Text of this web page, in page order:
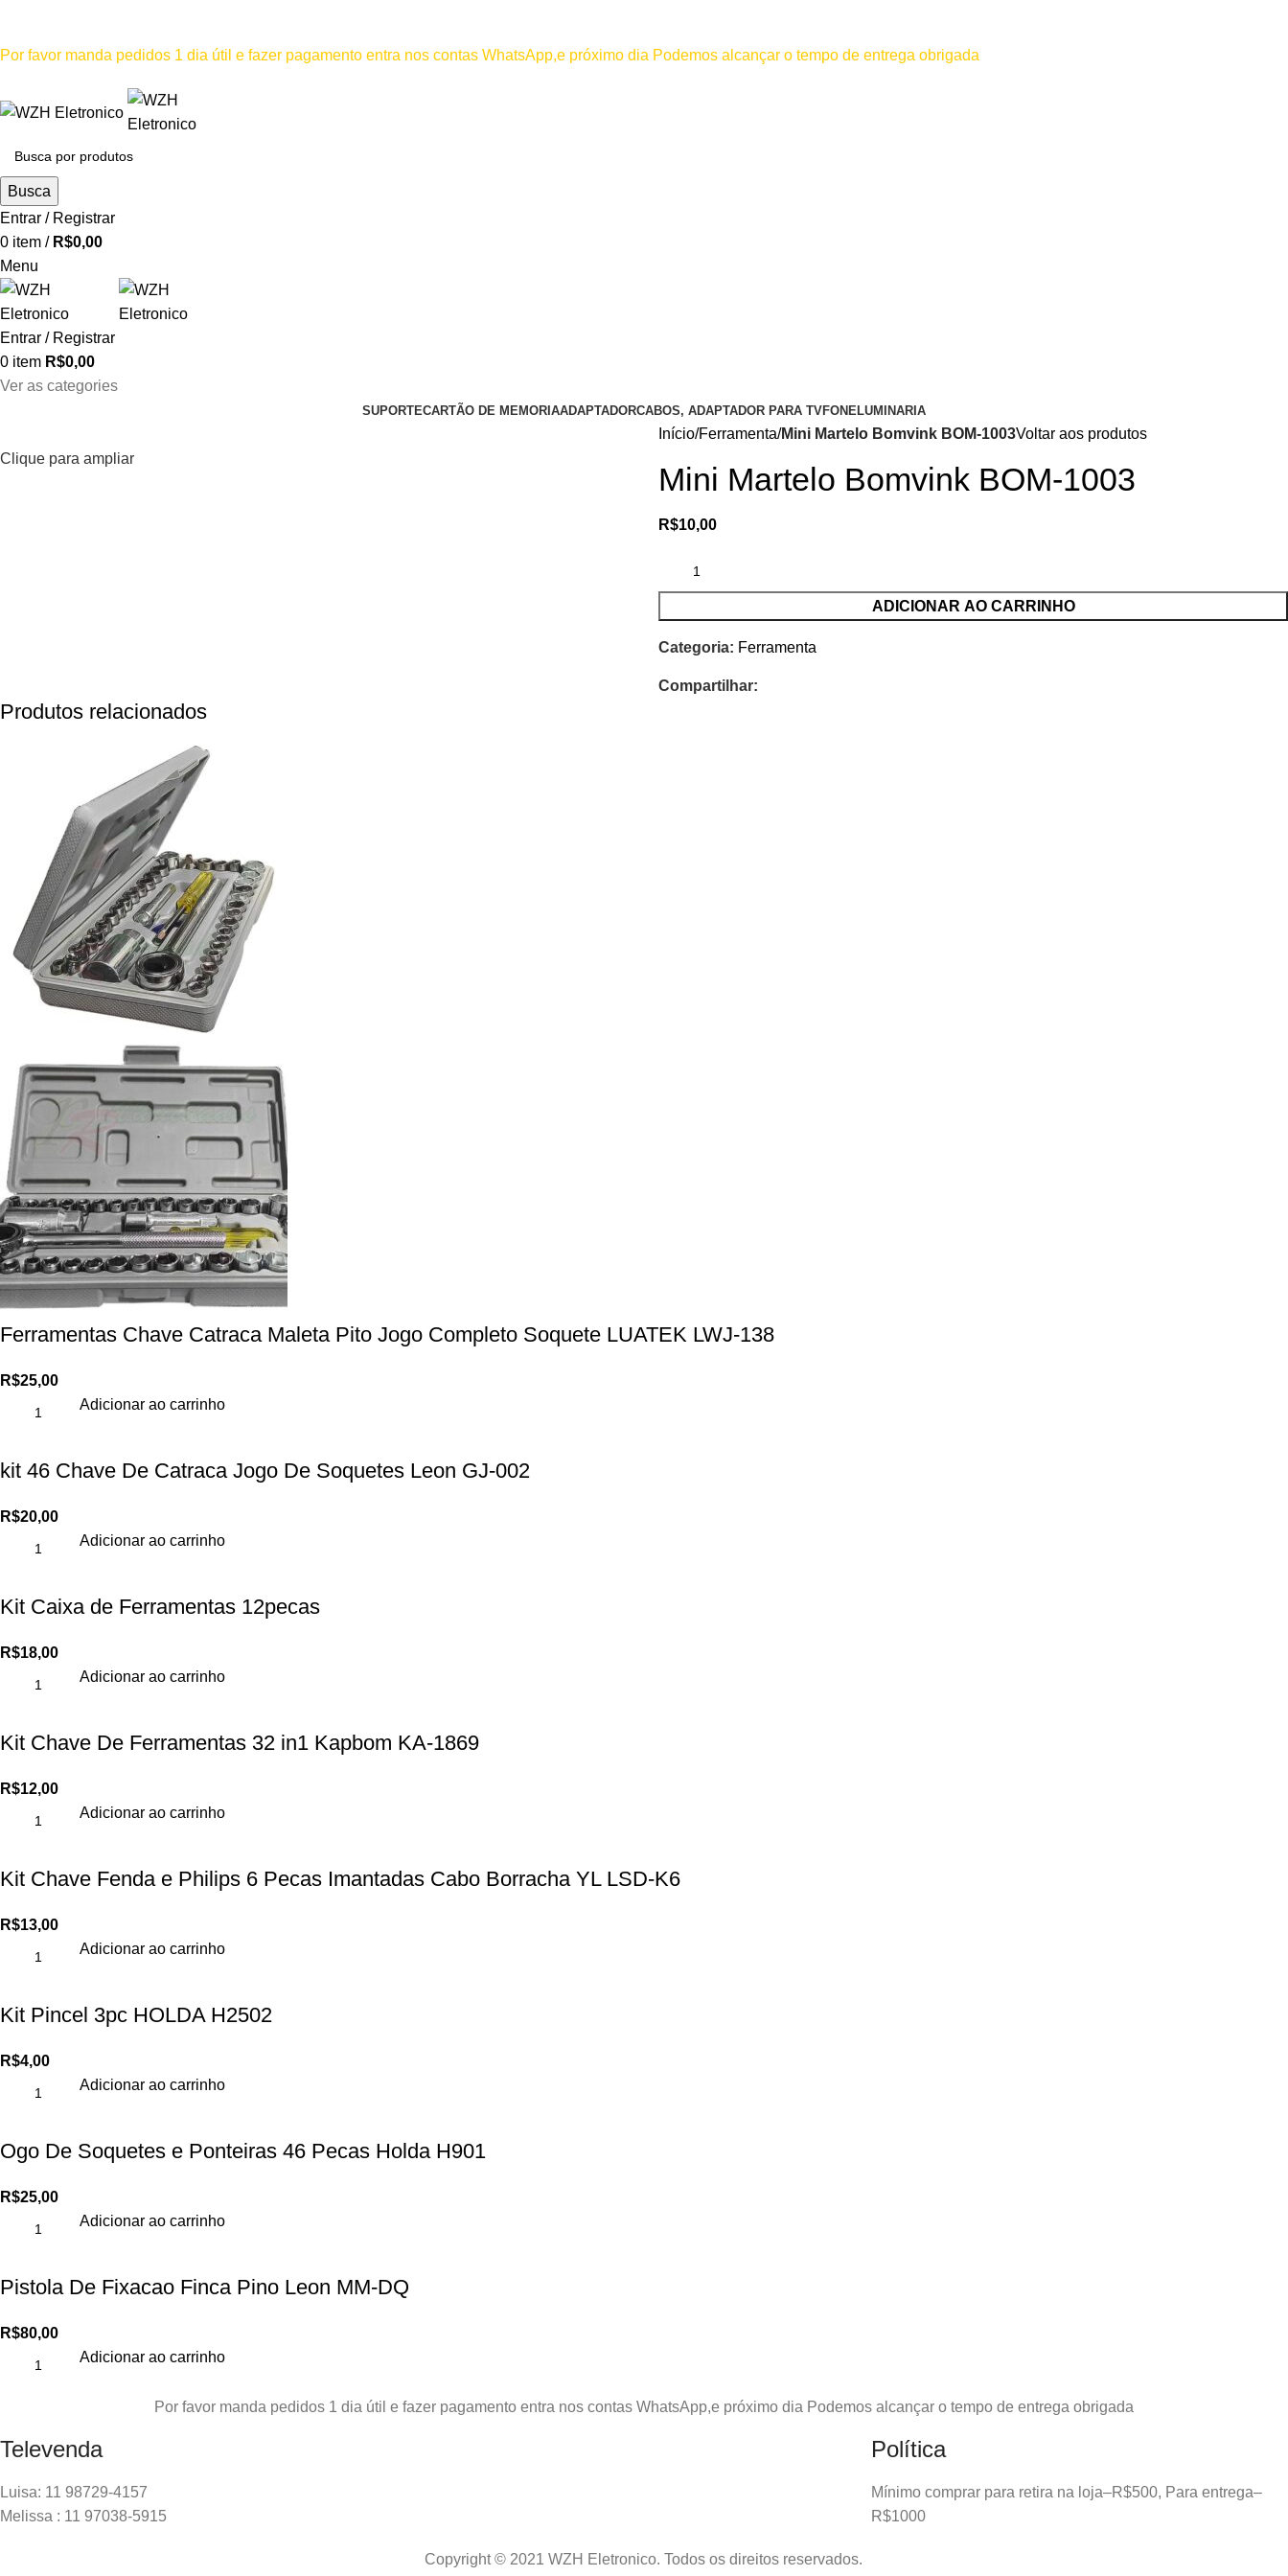
Por favor manda pedidos 1 dia útil e fazer pagamento entra nos contas WhatsApp,e próximo dia Podemos alcançar o tempo de entrega obrigada
Busca
Entrar / Registrar
0 item / R$0,00
Menu
Entrar / Registrar
0 item R$0,00
Ver as categories
SUPORTECARTÃO DE MEMORIAADAPTADORCABOS, ADAPTADOR PARA TVFONELUMINARIA
Clique para ampliar
Início Ferramenta Mini Martelo Bomvink BOM-1003Voltar aos produtos
Mini Martelo Bomvink BOM-1003
R$10,00
ADICIONAR AO CARRINHO
Categoria: Ferramenta
Compartilhar:
Produtos relacionados
Ferramentas Chave Catraca Maleta Pito Jogo Completo Soquete LUATEK LWJ-138
R$25,00
Adicionar ao carrinho
kit 46 Chave De Catraca Jogo De Soquetes Leon GJ-002
R$20,00
Adicionar ao carrinho
Kit Caixa de Ferramentas 12pecas
R$18,00
Adicionar ao carrinho
Kit Chave De Ferramentas 32 in1 Kapbom KA-1869
R$12,00
Adicionar ao carrinho
Kit Chave Fenda e Philips 6 Pecas Imantadas Cabo Borracha YL LSD-K6
R$13,00
Adicionar ao carrinho
Kit Pincel 3pc HOLDA H2502
R$4,00
Adicionar ao carrinho
Ogo De Soquetes e Ponteiras 46 Pecas Holda H901
R$25,00
Adicionar ao carrinho
Pistola De Fixacao Finca Pino Leon MM-DQ
R$80,00
Adicionar ao carrinho
Por favor manda pedidos 1 dia útil e fazer pagamento entra nos contas WhatsApp,e próximo dia Podemos alcançar o tempo de entrega obrigada
Televenda
Luisa: 11 98729-4157
Melissa : 11 97038-5915
Política
Mínimo comprar para retira na loja–R$500, Para entrega–
R$1000
Copyright © 2021 WZH Eletronico. Todos os direitos reservados.